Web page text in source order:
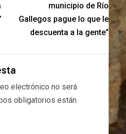
municipio de Río
Gallegos pague lo que le
descuenta a la gente”
electrónico no será
obligatorios están